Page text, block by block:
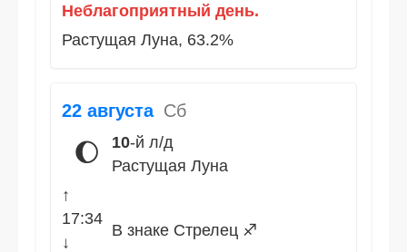
Неблагоприятный день.
Растущая Луна, 63.2%
22 августа Сб
🌔 10-й л/д
Растущая Луна
↑
17:34
↓
В знаке Стрелец ♐